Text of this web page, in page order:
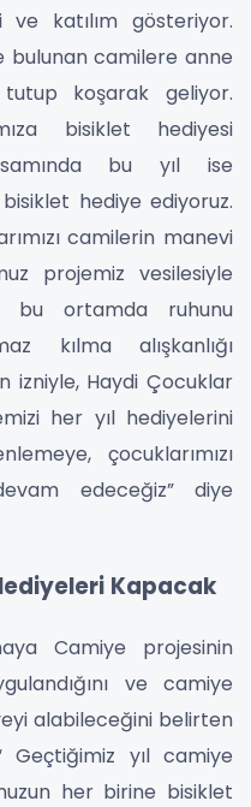
ve katılım gösteriyor.
bulunan camilere anne
koşarak geliyor.
bisiklet hediyesi
bu yıl ise
hediye ediyoruz.
camilerin manevi
projemiz vesilesiyle
bu ortamda ruhunu
kılma alışkanlığı
izniyle, Haydi Çocuklar
her yıl hediyelerini
çocuklarımızı
edeceğiz” diye
Kapacak
Camiye projesinin
ve camiye
alabileceğini belirten
Geçtiğimiz yıl camiye
her birine bisiklet